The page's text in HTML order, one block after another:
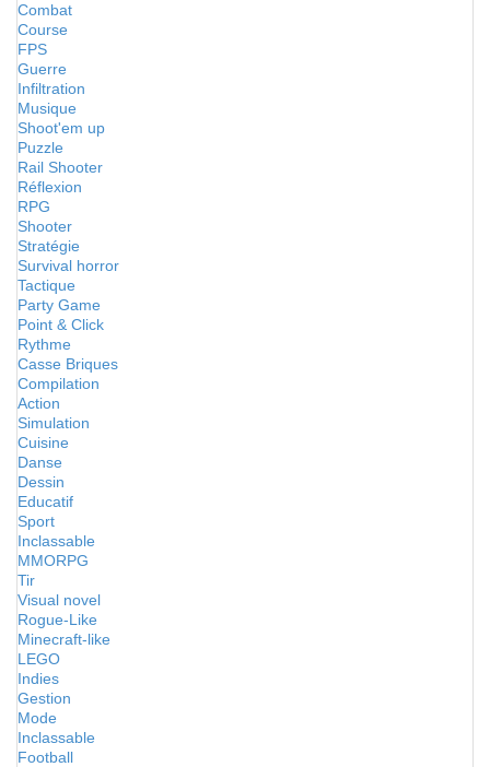
Combat
Course
FPS
Guerre
Infiltration
Musique
Shoot'em up
Puzzle
Rail Shooter
Réflexion
RPG
Shooter
Stratégie
Survival horror
Tactique
Party Game
Point & Click
Rythme
Casse Briques
Compilation
Action
Simulation
Cuisine
Danse
Dessin
Educatif
Sport
Inclassable
MMORPG
Tir
Visual novel
Rogue-Like
Minecraft-like
LEGO
Indies
Gestion
Mode
Inclassable
Football